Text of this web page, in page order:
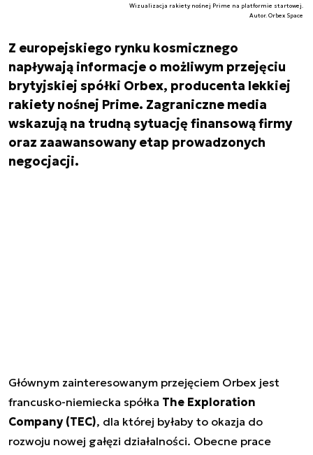
Wizualizacja rakiety nośnej Prime na platformie startowej.
Autor. Orbex Space
Z europejskiego rynku kosmicznego
napływają informacje o możliwym przejęciu
brytyjskiej spółki Orbex, producenta lekkiej
rakiety nośnej Prime. Zagraniczne media
wskazują na trudną sytuację finansową firmy
oraz zaawansowany etap prowadzonych
negocjacji.
Głównym zainteresowanym przejęciem Orbex jest
francusko-niemiecka spółka The Exploration
Company (TEC), dla której byłaby to okazja do
rozwoju nowej gałęzi działalności. Obecne prace